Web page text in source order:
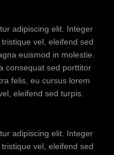
adipiscing elit. Integer
vel, eleifend sed
euismod in molestie.
consequat sed porttitor
felis, eu cursus lorem
eleifend sed turpis.
adipiscing elit. Integer
vel, eleifend sed